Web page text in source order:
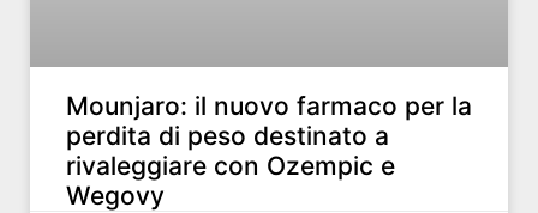
Mounjaro: il nuovo farmaco per la
perdita di peso destinato a
rivaleggiare con Ozempic e
Wegovy